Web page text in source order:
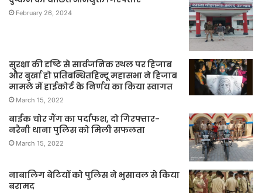
February 26, 2024
सुरक्षा की दृष्टि से सार्वजनिक स्थल पर हिजाब
और बुर्खा हो प्रतिबन्धितहिन्दू महासभा ने हिजाब
मामले में हाईकोर्ट के निर्णय का किया स्वागत
March 15, 2022
बाईक चोर गैंग का पर्दाफश, दो गिरफ्तार-
नरैनी थाना पुलिस को मिली सफलता
March 15, 2022
नाबालिग बेटियों को पुलिस ने भुसावल से किया
बरामद